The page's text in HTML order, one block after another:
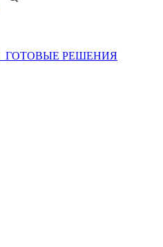
ГОТОВЫЕ РЕШЕНИЯ